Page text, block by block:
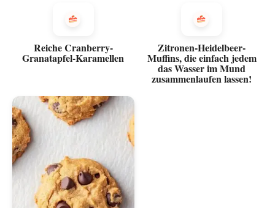
Reiche Cranberry-
Granatapfel-Karamellen
Zitronen-Heidelbeer-
Muffins, die einfach jedem
das Wasser im Mund
zusammenlaufen lassen!